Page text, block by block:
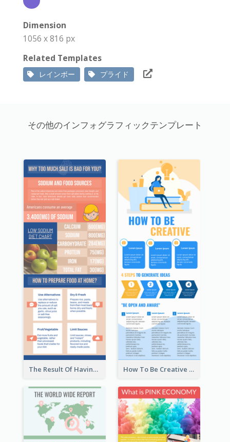
Dimension
1056 x 816 px
Related Templates
レインボー プライド
その他のインフォグラフィックテンプレート
The Result Of Having Excessive Salt Infographic Design How To Be Creative Infographic